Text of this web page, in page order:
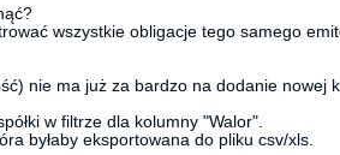
wszystkie obligacje tego samego
nie ma już za bardzo na dodanie nowej
w filtrze dla kolumny "Walor".
byłaby eksportowana do pliku csv/xls.